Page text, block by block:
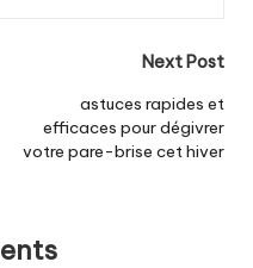
Next Post
astuces rapides et
efficaces pour dégivrer
votre pare-brise cet hiver